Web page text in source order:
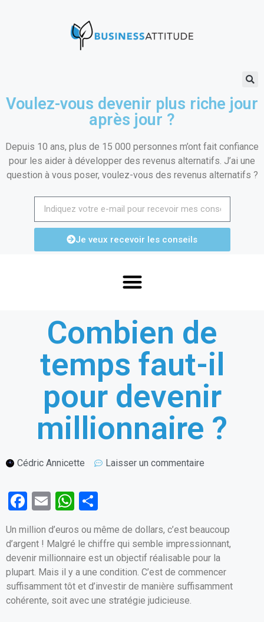
Voulez-vous devenir plus riche jour
après jour ?
Depuis 10 ans, plus de 15 000 personnes m’ont fait confiance
pour les aider à développer des revenus alternatifs. J’ai une
question à vous poser, voulez-vous des revenus alternatifs ?
Je veux recevoir les conseils
Combien de
temps faut-il
pour devenir
millionnaire ?
Cédric Annicette Laisser un commentaire
F
a
ce
b
o
o
E
m
ail
W
at
s
A
p
ar
ta
g
er
Un million d’euros ou même de dollars, c’est beaucoup
d’argent ! Malgré le chiffre qui semble impressionnant,
devenir millionnaire est un objectif réalisable pour la
plupart. Mais il y a une condition. C’est de commencer
suffisamment tôt et d’investir de manière suffisamment
cohérente, soit avec une stratégie judicieuse.